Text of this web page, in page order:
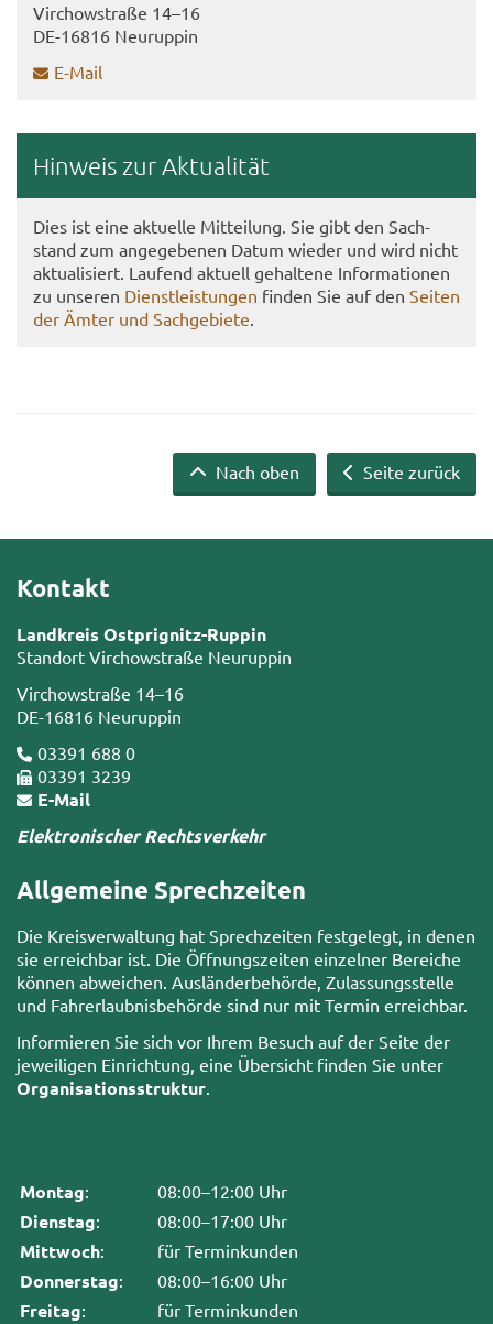
Virch­ow­stra­ße 14–16
DE-​16816 Neu­rup­pin
E-​Mail
Hin­weis zur Ak­tua­li­tät
Dies ist eine ak­tu­el­le Mit­tei­lung. Sie gibt den Sach­
stand zum an­ge­ge­be­nen Datum wie­der und wird nicht
ak­tua­li­siert. Lau­fend ak­tu­ell ge­hal­te­ne In­for­ma­tio­nen
zu un­se­ren Dienst­leis­tun­gen fin­den Sie auf den Sei­ten
der Ämter und Sach­ge­bie­te.
Seite zurück
Nach oben
Kontakt
Landkreis Ostprignitz-Ruppin
Standort Virchowstraße Neuruppin
Virchowstraße 14–16
DE-16816 Neuruppin
03391 688 0
03391 3239
E-Mail
Elektronischer Rechtsverkehr
Allgemeine Sprechzeiten
Die Kreisverwaltung hat Sprechzeiten festgelegt, in denen
sie erreichbar ist. Die Öffnungszeiten einzelner Bereiche
können abweichen. Ausländerbehörde, Zulassungsstelle
und Fahrerlaubnisbehörde sind nur mit Termin erreichbar.
Informieren Sie sich vor Ihrem Besuch auf der Seite der
jeweiligen Einrichtung, eine Übersicht finden Sie unter
Organisationsstruktur.
Montag: 08:00–12:00 Uhr
Dienstag: 08:00–17:00 Uhr
Mittwoch: für Terminkunden
Donnerstag: 08:00–16:00 Uhr
Freitag: für Terminkunden